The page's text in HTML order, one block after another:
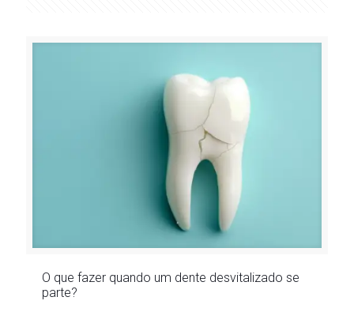
O que fazer quando um dente desvitalizado se
parte?